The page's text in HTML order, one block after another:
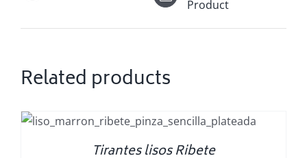
Product
Related products
Tirantes lisos Ribete